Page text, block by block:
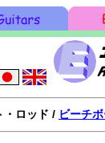
・ロッド / ビーチ